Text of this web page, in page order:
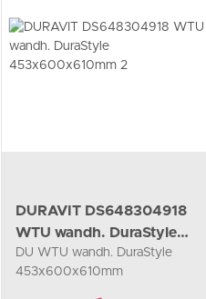
DURAVIT DS648304918
WTU wandh. DuraStyle
453x600x610mm 2
DU WTU wandh. DuraStyle
453x600x610mm